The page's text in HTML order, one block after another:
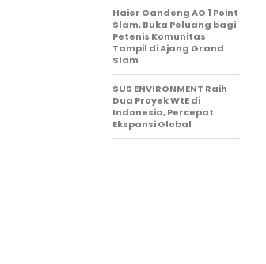
Haier Gandeng AO 1 Point
Slam, Buka Peluang bagi
Petenis Komunitas
Tampil di Ajang Grand
Slam
SUS ENVIRONMENT Raih
Dua Proyek WtE di
Indonesia, Percepat
Ekspansi Global